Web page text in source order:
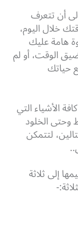
أن تتعرف
خلال اليوم،
هامة عليك
الوقت، أو لم
حياتك
الأشياء التي
وحتى الخلود
لتتمكن
إلى ثلاثة